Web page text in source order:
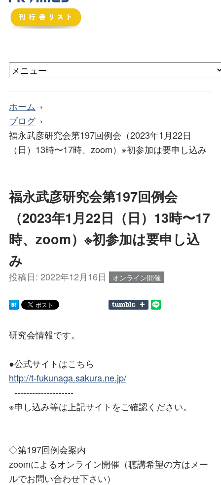
ホーム
ブログ
福永武彦研究会第197回例会（2023年1月22日
（日）13時〜17時、zoom）※初参加は要申し込み
福永武彦研究会第197回例会
（2023年1月22日（日）13時〜17
時、zoom）※初参加は要申し込
み
投稿日: 2022年12月16日 オンライン開催
研究会情報です。
●公式サイトはこちら
http://t-fukunaga.sakura.ne.jp/
--------------------
※申し込み等は上記サイトをご確認ください。
◇第197回例会案内
zoomによるオンライン開催（聴講希望の方はメー
ルでお問い合わせ下さい）